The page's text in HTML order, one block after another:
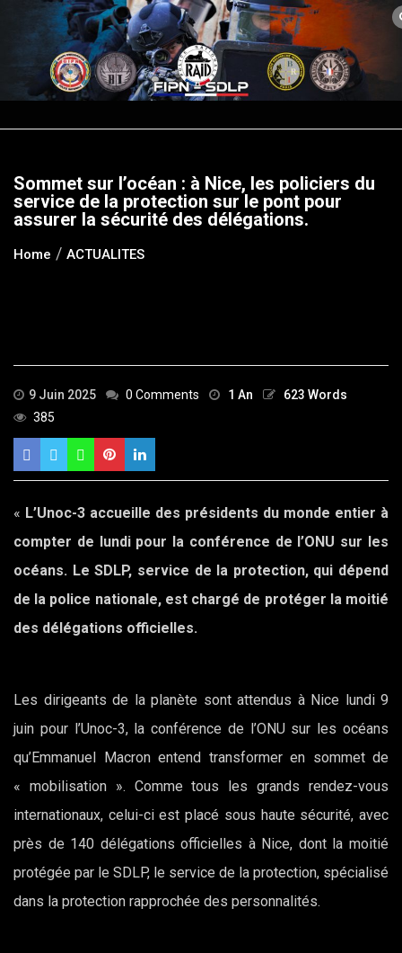
content
Sommet sur l’océan : à Nice, les policiers du
service de la protection sur le pont pour
assurer la sécurité des délégations.
Home ACTUALITES
9 Juin 2025 0 Comments 1 An
623 Words
385
« L’Unoc-3 accueille des présidents du monde entier à
compter de lundi pour la conférence de l’ONU sur les
océans. Le SDLP, service de la protection, qui dépend
de la police nationale, est chargé de protéger la moitié
des délégations officielles.
Les dirigeants de la planète sont attendus à Nice lundi 9
juin pour l’Unoc-3, la conférence de l’ONU sur les océans
qu’Emmanuel Macron entend transformer en sommet de
« mobilisation ». Comme tous les grands rendez-vous
internationaux, celui-ci est placé sous haute sécurité, avec
près de 140 délégations officielles à Nice, dont la moitié
protégée par le SDLP, le service de la protection, spécialisé
dans la protection rapprochée des personnalités.